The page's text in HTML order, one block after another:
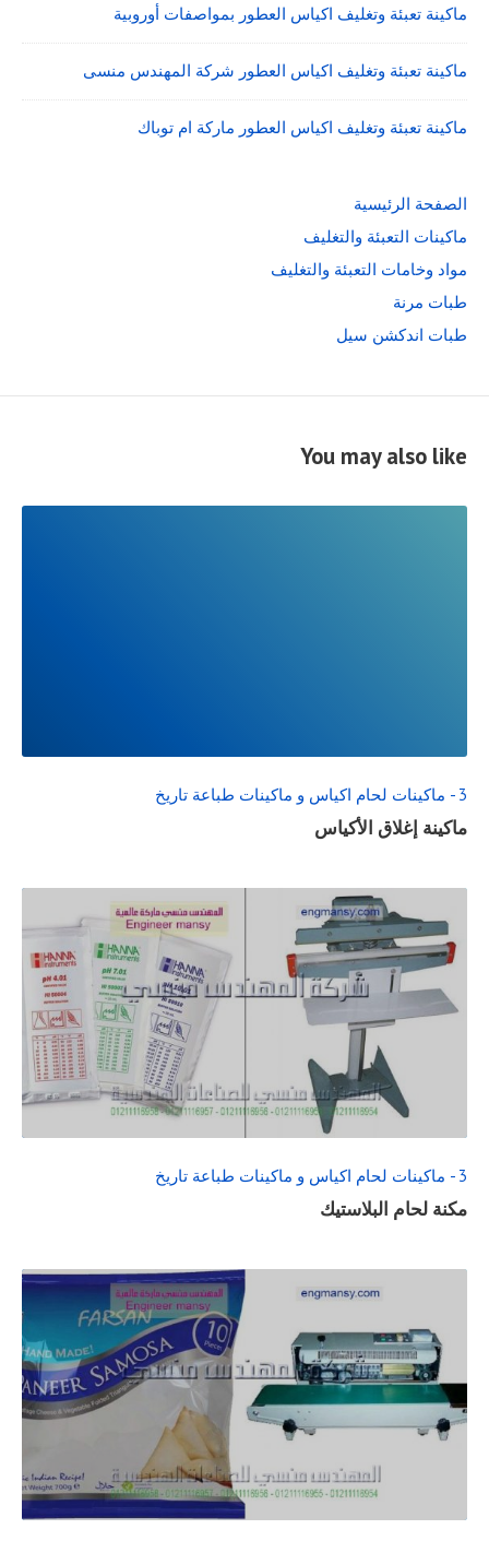
ماكينة تعبئة وتغليف اكياس العطور بمواصفات أوروبية
ماكينة تعبئة وتغليف اكياس العطور شركة المهندس منسى
ماكينة تعبئة وتغليف اكياس العطور ماركة ام توباك
الصفحة الرئيسية
ماكينات التعبئة والتغليف
مواد وخامات التعبئة والتغليف
طبات مرنة
طبات اندكشن سيل
You may also like
3 - ماكينات لحام اكياس و ماكينات طباعة تاريخ
ماكينة إغلاق الأكياس
READ
POST
3 - ماكينات لحام اكياس و ماكينات طباعة تاريخ
مكنة لحام البلاستيك
READ
POST